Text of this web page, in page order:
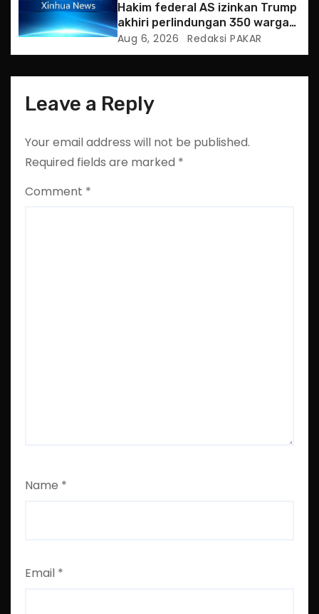
Hakim federal AS izinkan Trump
akhiri perlindungan 350 warga
Haiti
Aug 6, 2026 Redaksi PAKAR
Leave a Reply
Your email address will not be published.
Required fields are marked *
Comment *
Name *
Email *